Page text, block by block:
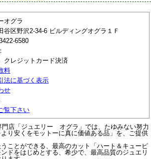
オグラ
谷区野沢2-34-6 ビルディングオグラ１Ｆ
6580
クレジットカード決済
料
法に基づく表示
せ
覧下さい
門店「ジュエリー オグラ」では、たゆみない努力
り安くをモットーに真に価値ある品」を、ご提供
ことができる、最高のカット「ハート＆キューピ
ドをはじめとする、希少で、最高品質のジュエリ